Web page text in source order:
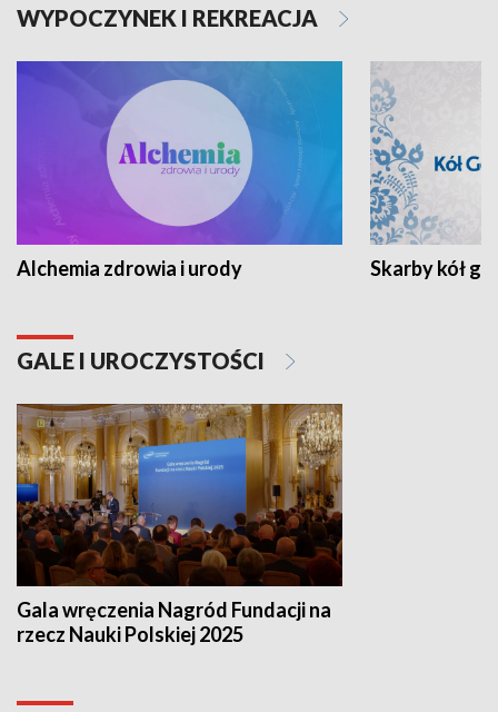
WYPOCZYNEK I REKREACJA
Alchemia zdrowia i urody Skarby kół
GALE I UROCZYSTOŚCI
Gala wręczenia Nagród Fundacji na
rzecz Nauki Polskiej 2025